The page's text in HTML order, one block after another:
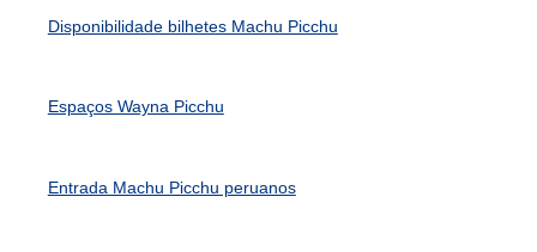
Disponibilidade bilhetes Machu Picchu
Espaços Wayna Picchu
Entrada Machu Picchu peruanos